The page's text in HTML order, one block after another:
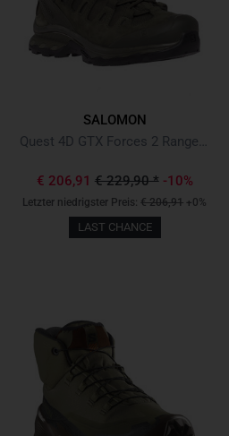
SALOMON
€ 206,91 € 229,90* -10%
Letzter niedrigster Preis:€ 206,91 +0%
LAST CHANCE